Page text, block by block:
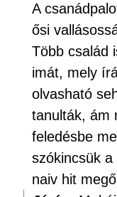
A
ősi
Több család
imát, mely
olvasható
tanulták, ám
feledésbe
szókincsük
naiv hit